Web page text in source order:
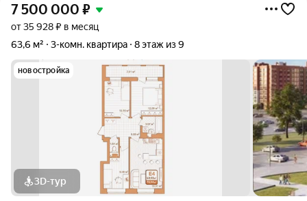
7 500 000 ₽
от 35 928 ₽ в месяц
63,6 м²
3-комн. квартира 8 этаж из 9
новостройка
3D-тур